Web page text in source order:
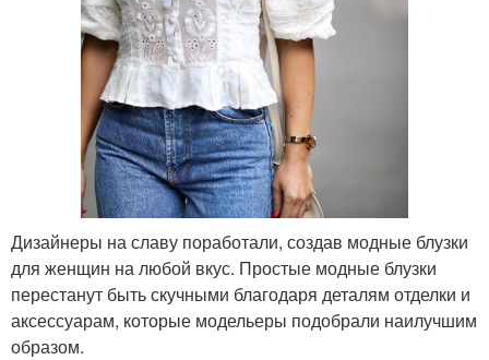
Дизайнеры на славу поработали, создав модные блузки
для женщин на любой вкус. Простые модные блузки
перестанут быть скучными благодаря деталям отделки и
аксессуарам, которые модельеры подобрали наилучшим
образом.